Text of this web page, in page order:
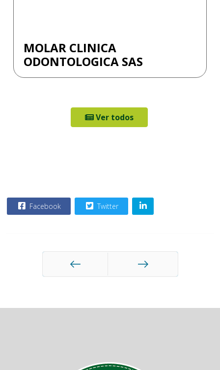
MOLAR CLINICA
ODONTOLOGICA SAS
Ver todos
Facebook Twitter